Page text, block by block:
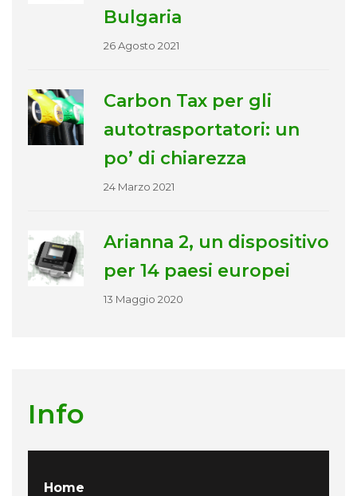
Bulgaria
26 Agosto 2021
Carbon Tax per gli
autotrasportatori: un
po’ di chiarezza
24 Marzo 2021
Arianna 2, un dispositivo
per 14 paesi europei
13 Maggio 2020
Info
Home